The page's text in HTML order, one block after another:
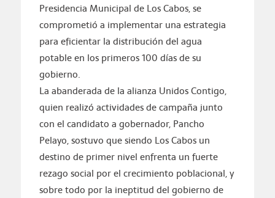
Presidencia Municipal de Los Cabos, se
comprometió a implementar una estrategia
para eficientar la distribución del agua
potable en los primeros 100 días de su
gobierno.
La abanderada de la alianza Unidos Contigo,
quien realizó actividades de campaña junto
con el candidato a gobernador, Pancho
Pelayo, sostuvo que siendo Los Cabos un
destino de primer nivel enfrenta un fuerte
rezago social por el crecimiento poblacional, y
sobre todo por la ineptitud del gobierno de